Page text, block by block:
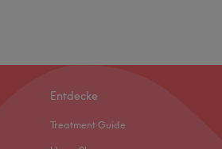
Entdecke
Treatment Guide